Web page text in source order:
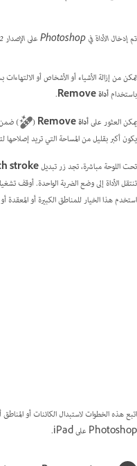
تم إدخال الأداة في Photoshop على الإصدار 5.2 من iPad (إصدار أكتوبر 2023)
باستخدامأداة Remove
.
يمكن العثور علىأداة Remove (
)
يكون أكبر بقليل من المساحة التي تريد إصلاحها
تحت اللوحة مباشرة، تجد زر تبديلstroke
تنتقل الأداة إلى وضع الضربة الواحدة. أوقف
استخدم هذا الخيار للمناطق الكبيرة أو
اتبع هذه الخطوات لاستبدال الكائنات أو
Photoshop على iPad.